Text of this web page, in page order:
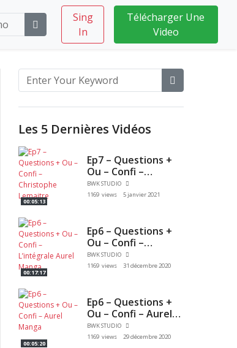
Sing
In
Télécharger Une
Video
Les 5 Dernières Vidéos
00:05:13
Ep7 – Questions +
Ou – Confi –
Christophe
Lemaitre
BWK STUDIO
1169 views
5 janvier 2021
00:17:17
Ep6 – Questions +
Ou – Confi –
L’intégrale Aurel
Manga
BWK STUDIO
1169 views
31 décembre 2020
00:05:20
Ep6 – Questions +
Ou – Confi – Aurel
Manga
BWK STUDIO
1169 views
29 décembre 2020